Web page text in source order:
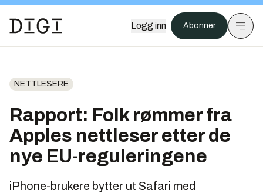
Logg inn Abonner
NETTLESERE
Rapport: Folk rømmer fra
Apples nettleser etter de
nye EU-reguleringene
iPhone-brukere bytter ut Safari med